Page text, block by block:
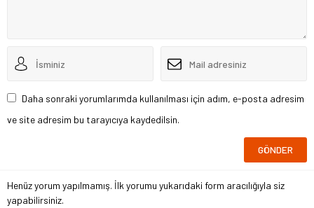
Daha sonraki yorumlarımda kullanılması için adım, e-posta adresim
ve site adresim bu tarayıcıya kaydedilsin.
Henüz yorum yapılmamış. İlk yorumu yukarıdaki form aracılığıyla siz
yapabilirsiniz.